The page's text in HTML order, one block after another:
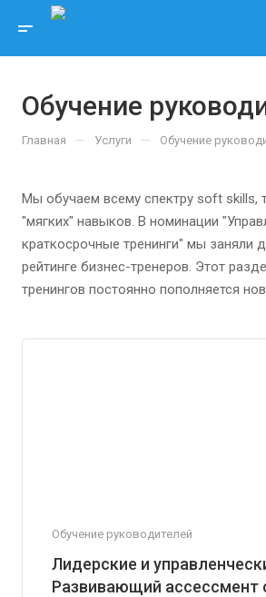
Обучение
Главная — Услуги — Обучение
Мы обучаем всему спектру soft skills,
"мягких" навыков. В номинации
краткосрочные тренинги" мы заняли
рейтинге бизнес-тренеров. Этот
тренингов постоянно пополняется
Обучение руководителей
Лидерские и
Развивающий ассессмент